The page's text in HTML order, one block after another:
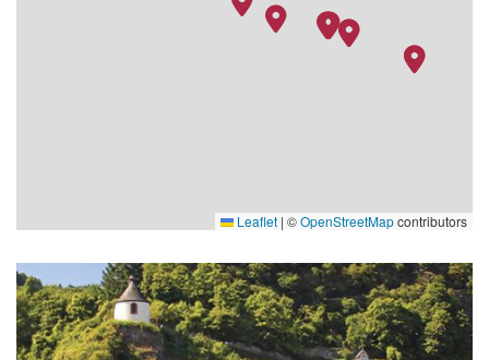
Leaflet | ©OpenStreetMapcontributors
Image